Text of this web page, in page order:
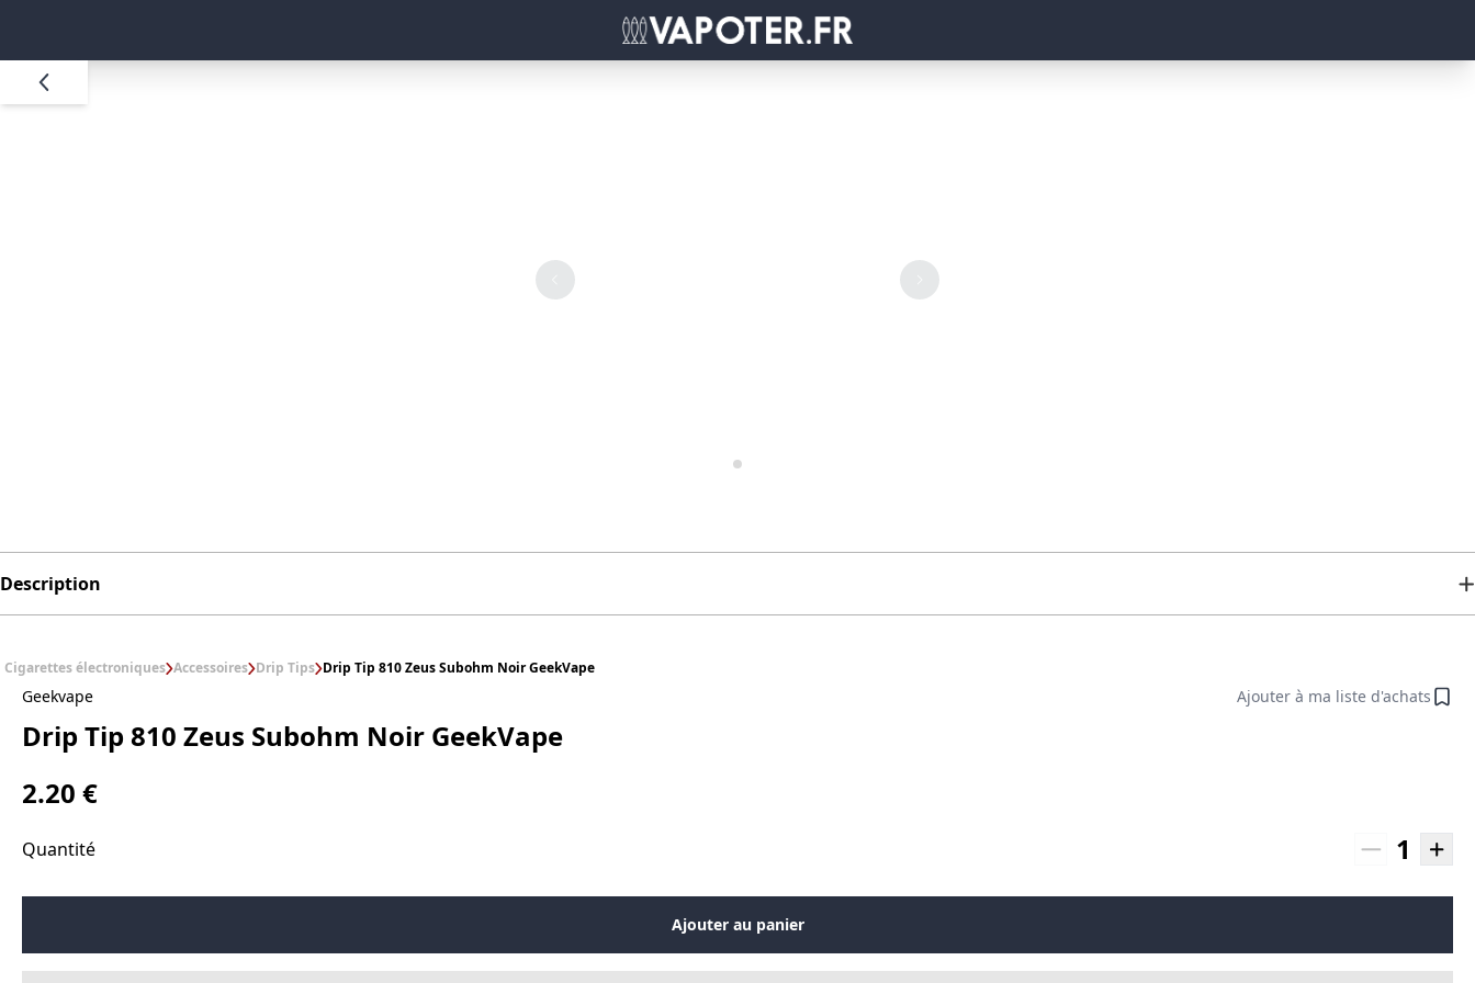
Description
Cigarettes électroniques Accessoires Drip Tips Drip Tip 810 Zeus Subohm Noir GeekVape
Geekvape Ajouter à ma liste d'achats
Drip Tip 810 Zeus Subohm Noir GeekVape
2.20 €
Quantité 1
Ajouter au panier